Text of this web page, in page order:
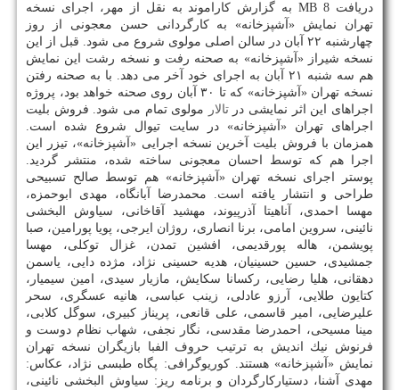
دریافت 8 MB به گزارش كاراموند به نقل از مهر، اجرای نسخه
تهران نمایش «آشپزخانه» به كارگردانی حسن معجونی از روز
چهارشنبه ۲۲ آبان در سالن اصلی مولوی شروع می شود. قبل از این
نسخه شیراز «آشپزخانه» به صحنه رفت و نسخه رشت این نمایش
هم سه شنبه ۲۱ آبان به اجرای خود آخر می دهد. با به صحنه رفتن
نسخه تهران «آشپزخانه» كه تا ۳۰ آبان روی صحنه خواهد بود، پروژه
اجراهای این اثر نمایشی درتالار
مولوی تمام می شود. فروش بلیت
اجراهای تهران «آشپزخانه» در سایت تیوال شروع شده است.
همزمان با فروش بلیت آخرین نسخه اجرایی «آشپزخانه»، تیزر این
اجرا هم كه توسط احسان معجونی ساخته شده، منتشر گردید.
پوستر اجرای نسخه تهران «آشپزخانه» هم توسط صالح تسبیحی
طراحی و انتشار یافته است. محمدرضا آبانگاه، مهدی ابوحمزه،
مهسا احمدی، آناهیتا آذرپیوند، مهشید آقاخانی، سیاوش البخشی
نائینی، سروین امامی، برنا انصاری، روژان ایرجی، پویا پورامین، صبا
پویشمن، هاله پورقدیمی، افشین تمدن، غزال توكلی، مهسا
جمشیدی، حسین حسینیان، هدیه حسینی نژاد، مژده دایی، یاسمن
دهقانی، هلیا رضایی، ركسانا سكایش، مازیار سیدی، امین سیمیار،
كتایون طلایی، آرزو عادلی، زینب عباسی، هانیه عسگری، سحر
علیرضایی، امیر قاسمی، علی قانعی، پریناز كبیری، سوگل كلابی،
مینا مسیحی، احمدرضا مقدسی، نگار نجفی، شهاب نظام دوست و
فرنوش نیك اندیش به ترتیب حروف الفبا بازیگران نسخه تهران
نمایش «آشپزخانه» هستند. كوریوگرافی: پگاه طبسی نژاد، عكاس:
مهدی آشنا، دستیاركارگردان و برنامه ریز: سیاوش البخشی نائینی،